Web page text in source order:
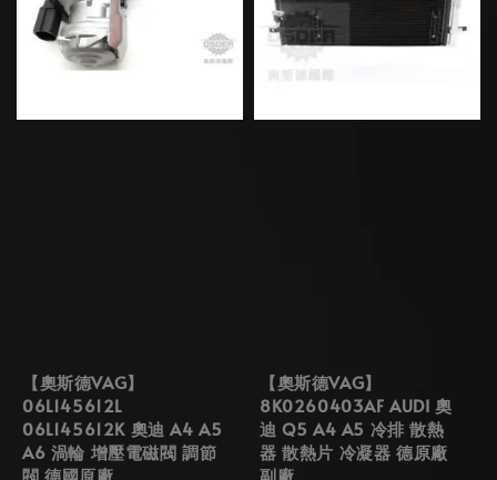
【奧斯德VAG】
06L145612L
06L145612K 奧迪 A4 A5
A6 渦輪 增壓電磁閥 調節
閥 德國原廠
【奧斯德VAG】
8K0260403AF AUDI 奧
迪 Q5 A4 A5 冷排 散熱
器 散熱片 冷凝器 德原廠
副廠